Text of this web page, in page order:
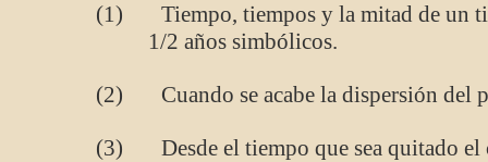
(1) Tiempo, tiempos y la mitad de un
1/2 años simbólicos.
(2) Cuando se acabe la dispersión del
(3) Desde el tiempo que sea quitado el